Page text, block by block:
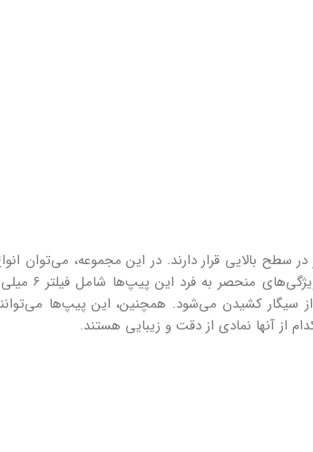
سطح بالایی قرار دارند. در این مجموعه، می‌توان
شیک و مدرن را یافت که هر کدام با
کشیدن می‌شود. همچنین، این پیپ‌ها
از آنها نمادی از دقت و زیبایی هستند.